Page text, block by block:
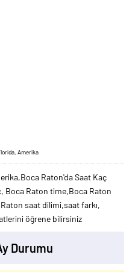
Amerika
Raton'da Saat Kaç
Boca Raton time,Boca Raton
saat dilimi,saat farkı,
öğrene bilirsiniz
Durumu